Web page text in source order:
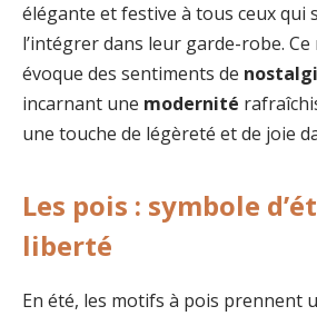
élégante et festive à tous ceux qui
l’intégrer dans leur garde-robe.
évoque des sentiments de
incarnant une modernité
une touche de légèreté et de joie
Les pois : symbole
liberté
En été, les motifs à pois prennent